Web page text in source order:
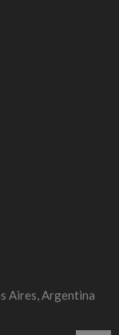
Aires, Argentina